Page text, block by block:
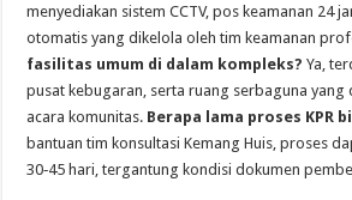
menyediakan sistem CCTV, pos keamanan 24
otomatis yang dikelola oleh tim keamanan
fasilitas umum di dalam kompleks? Ya,
pusat kebugaran, serta ruang serbaguna yang
acara komunitas. Berapa lama proses KPR
bantuan tim konsultasi Kemang Huis, proses
30‑45 hari, tergantung kondisi dokumen